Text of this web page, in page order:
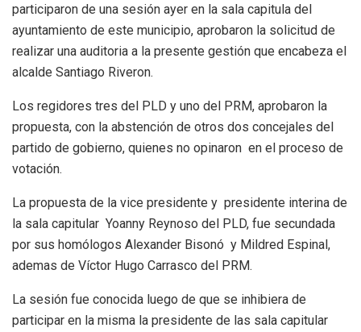
participaron de una sesión ayer en la sala capitula del
ayuntamiento de este municipio, aprobaron la solicitud de
realizar una auditoria a la presente gestión que encabeza el
alcalde Santiago Riveron.
Los regidores tres del PLD y uno del PRM, aprobaron la
propuesta, con la abstención de otros dos concejales del
partido de gobierno, quienes no opinaron en el proceso de
votación.
La propuesta de la vice presidente y presidente interina de
la sala capitular Yoanny Reynoso del PLD, fue secundada
por sus homólogos Alexander Bisonó y Mildred Espinal,
ademas de Víctor Hugo Carrasco del PRM.
La sesión fue conocida luego de que se inhibiera de
participar en la misma la presidente de las sala capitular